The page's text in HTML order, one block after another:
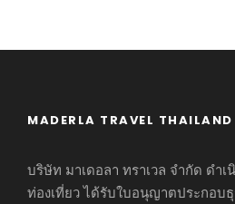
MADERLA TRAVEL THAILAND
บริษัท มาเดอลา ทราเวล จำกัด ดำ
ท่องเที่ยว ได้รับใบอนุญาตประกอบ